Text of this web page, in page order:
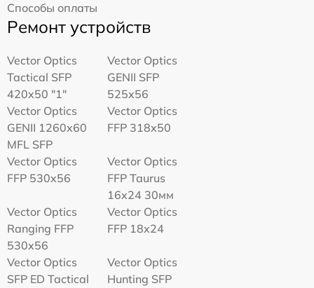
Способы оплаты
Ремонт устройств
Vector Optics
Tactical SFP
420x50 "1"
Vector Optics
GENII SFP
525x56
Vector Optics
GENII 1260x60
MFL SFP
Vector Optics
FFP 318x50
Vector Optics
FFP 530x56
Vector Optics
FFP Taurus
16x24 30мм
Vector Optics
Ranging FFP
530x56
Vector Optics
FFP 18x24
Vector Optics
SFP ED Tactical
Vector Optics
Hunting SFP